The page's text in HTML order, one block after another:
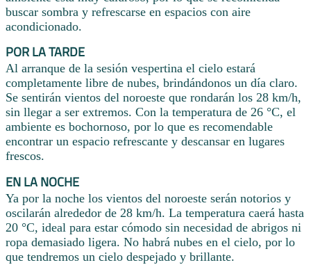
buscar sombra y refrescarse en espacios con aire
acondicionado.
POR LA TARDE
Al arranque de la sesión vespertina el cielo estará
completamente libre de nubes, brindándonos un día claro.
Se sentirán vientos del noroeste que rondarán los 28 km/h,
sin llegar a ser extremos. Con la temperatura de 26 °C, el
ambiente es bochornoso, por lo que es recomendable
encontrar un espacio refrescante y descansar en lugares
frescos.
EN LA NOCHE
Ya por la noche los vientos del noroeste serán notorios y
oscilarán alrededor de 28 km/h. La temperatura caerá hasta
20 °C, ideal para estar cómodo sin necesidad de abrigos ni
ropa demasiado ligera. No habrá nubes en el cielo, por lo
que tendremos un cielo despejado y brillante.